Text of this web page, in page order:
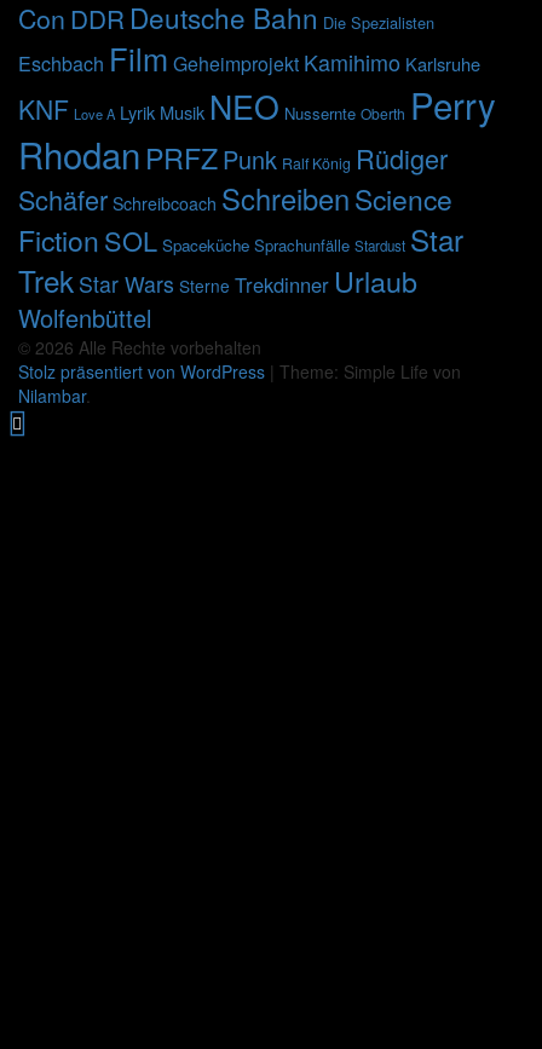
Con DDR Deutsche Bahn Die Spezialisten
Eschbach Film Geheimprojekt Kamihimo Karlsruhe
KNF Love A Lyrik Musik NEO Nussernte Oberth Perry
Rhodan PRFZPunk Ralf König Rüdiger
Schäfer Schreibcoach SchreibenScience
FictionSOL Spaceküche Sprachunfälle Stardust Star
Trek Star Wars Sterne Trekdinner Urlaub
Wolfenbüttel
© 2026 Alle Rechte vorbehalten
Stolz präsentiert von WordPress | Theme: Simple Life von
Nilambar.